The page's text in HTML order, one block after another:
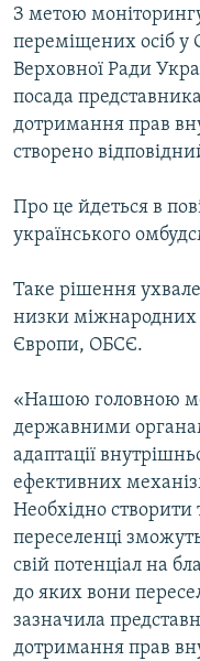
Усі сайти RFE/RL
З метою
переміщених осіб у
Верховної Ради
посада
дотримання прав
створено
Про це йдеться в
українського
Таке рішення
низки міжнародних
Європи, ОБСЄ.
«Нашою головною
державними
адаптації
ефективних
Необхідно
переселенці
свій потенціал на
до яких вони
зазначила
дотримання прав